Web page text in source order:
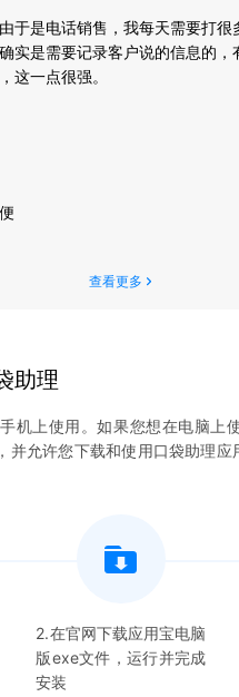
于是电话销售，我每天需要打
实是需要记录客户说的信息的
这一点很强。
查看更多
助理
机上使用。如果您想在电脑上
并允许您下载和使用口袋助理应
2.在官网下载应用宝电脑
版exe文件，运行并完成
安装